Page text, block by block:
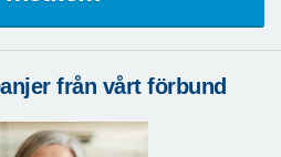
från vårt förbund